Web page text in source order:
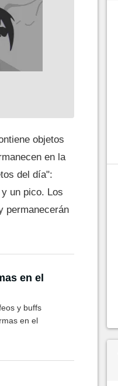
objetos
en la
del día":
un pico. Los
permanecerán
en el
y buffs
en el